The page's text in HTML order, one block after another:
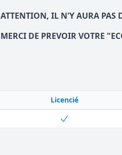
ATTENTION, IL N'Y AURA PAS
MERCI DE PREVOIR VOTRE
Licencié